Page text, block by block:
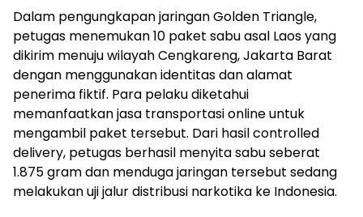
Dalam pengungkapan jaringan Golden Triangle,
petugas menemukan 10 paket sabu asal Laos yang
dikirim menuju wilayah Cengkareng, Jakarta Barat
dengan menggunakan identitas dan alamat
penerima fiktif. Para pelaku diketahui
memanfaatkan jasa transportasi online untuk
mengambil paket tersebut. Dari hasil controlled
delivery, petugas berhasil menyita sabu seberat
1.875 gram dan menduga jaringan tersebut sedang
melakukan uji jalur distribusi narkotika ke Indonesia.